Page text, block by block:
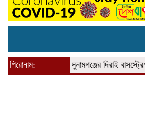
শিরোনাম: সুনামগঞ্জের দিরাই